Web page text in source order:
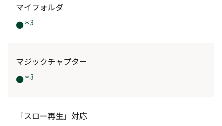
マイフォルダ
●＊3
マジックチャプター
●＊3
「スロー再生」対応